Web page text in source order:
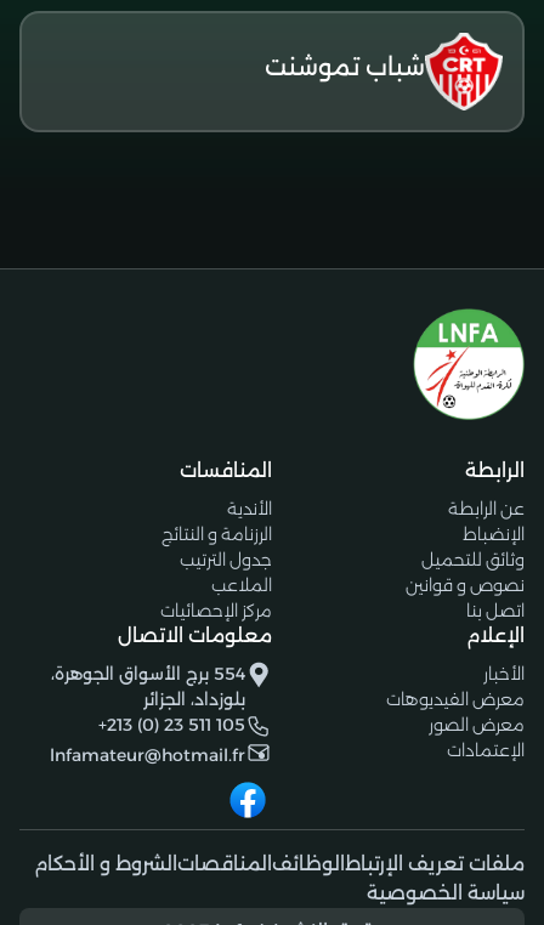
شباب تموشنت
الرابطة
عن الرابطة
الإنضباط
وثائق للتحميل
نصوص و قوانين
اتصل بنا
المنافسات
الأندية
الرزنامة و النتائج
جدول الترتيب
الملاعب
مركز الإحصائيات
الإعلام
الأخبار
معرض الفيديوهات
معرض الصور
الإعتمادات
معلومات الاتصال
554 برج الأسواق الجوهرة،
بلوزداد، الجزائر
+213 (0) 23 511 105
lnfamateur@hotmail.fr
ملفات تعريف الإرتباط الوظائف المناقصات الشروط و الأحكام
سياسة الخصوصية